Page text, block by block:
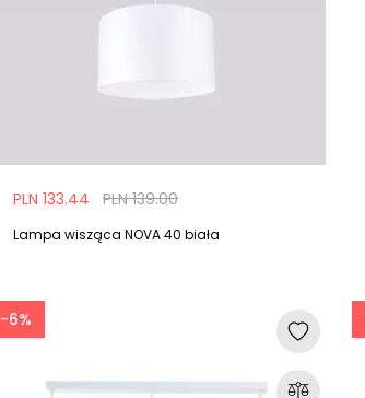
PLN 139.00
PLN 133.44
Lampa wisząca NOVA 40 biała
-6%